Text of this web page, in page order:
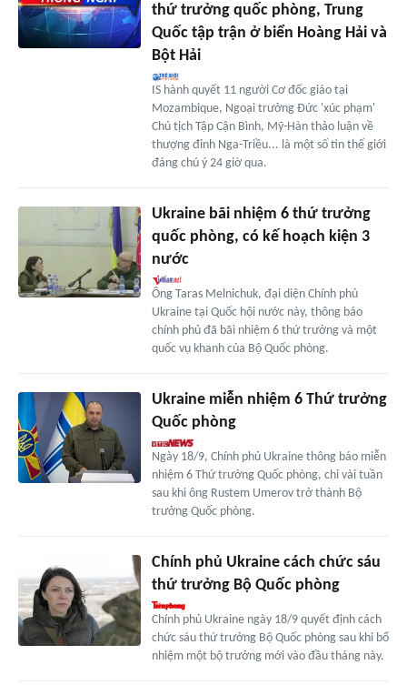
thứ trưởng quốc phòng, Trung
Quốc tập trận ở biển Hoàng Hải và
Bột Hải
IS hành quyết 11 người Cơ đốc giáo tại
Mozambique, Ngoại trưởng Đức 'xúc phạm'
Chủ tịch Tập Cận Bình, Mỹ-Hàn thảo luận về
thượng đỉnh Nga-Triều... là một số tin thế giới
đáng chú ý 24 giờ qua.
Ukraine bãi nhiệm 6 thứ trưởng
quốc phòng, có kế hoạch kiện 3
nước
Ông Taras Melnichuk, đại diện Chính phủ
Ukraine tại Quốc hội nước này, thông báo
chính phủ đã bãi nhiệm 6 thứ trưởng và một
quốc vụ khanh của Bộ Quốc phòng.
Ukraine miễn nhiệm 6 Thứ trưởng
Quốc phòng
Ngày 18/9, Chính phủ Ukraine thông báo miễn
nhiệm 6 Thứ trưởng Quốc phòng, chỉ vài tuần
sau khi ông Rustem Umerov trở thành Bộ
trưởng Quốc phòng.
Chính phủ Ukraine cách chức sáu
thứ trưởng Bộ Quốc phòng
Chính phủ Ukraine ngày 18/9 quyết định cách
chức sáu thứ trưởng Bộ Quốc phòng sau khi bổ
nhiệm một bộ trưởng mới vào đầu tháng này.